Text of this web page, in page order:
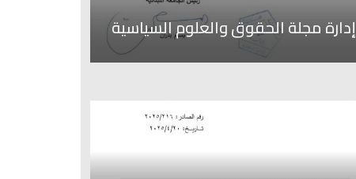
إدارة مجلة الحقوق والعلوم السياسية